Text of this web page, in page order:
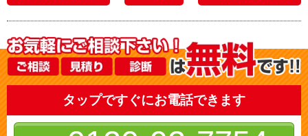
タップですぐにお電話できます